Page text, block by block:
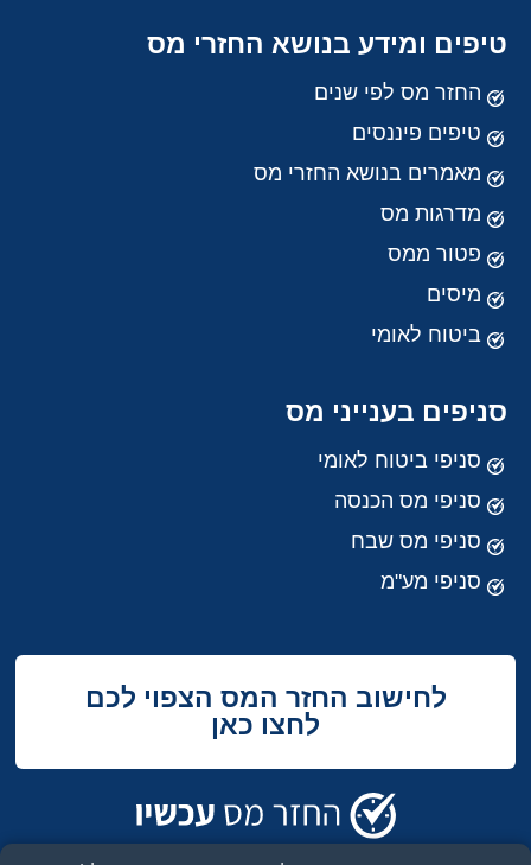
טיפים ומידע בנושא החזרי מס
החזר מס לפי שנים
טיפים פיננסים
מאמרים בנושא החזרי מס
מדרגות מס
פטור ממס
מיסים
ביטוח לאומי
סניפים בענייני מס
סניפי ביטוח לאומי
סניפי מס הכנסה
סניפי מס שבח
סניפי מע"מ
לחישוב החזר המס הצפוי לכם
לחצו כאן